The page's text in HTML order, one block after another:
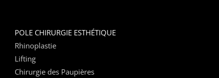
POLE CHIRURGIE ESTHÉTIQUE
Rhinoplastie
Lifting
Chirurgie des Paupières